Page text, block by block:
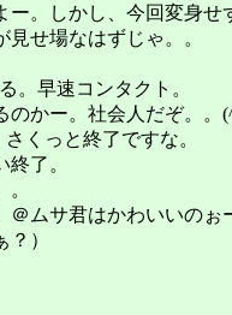
。しかし、今回変身せ
せ場なはずじゃ。。
。早速コンタクト。
のかー。社会人だぞ。。
くっと終了ですな。
了。
＠ムサ君はかわいいのぉ
）